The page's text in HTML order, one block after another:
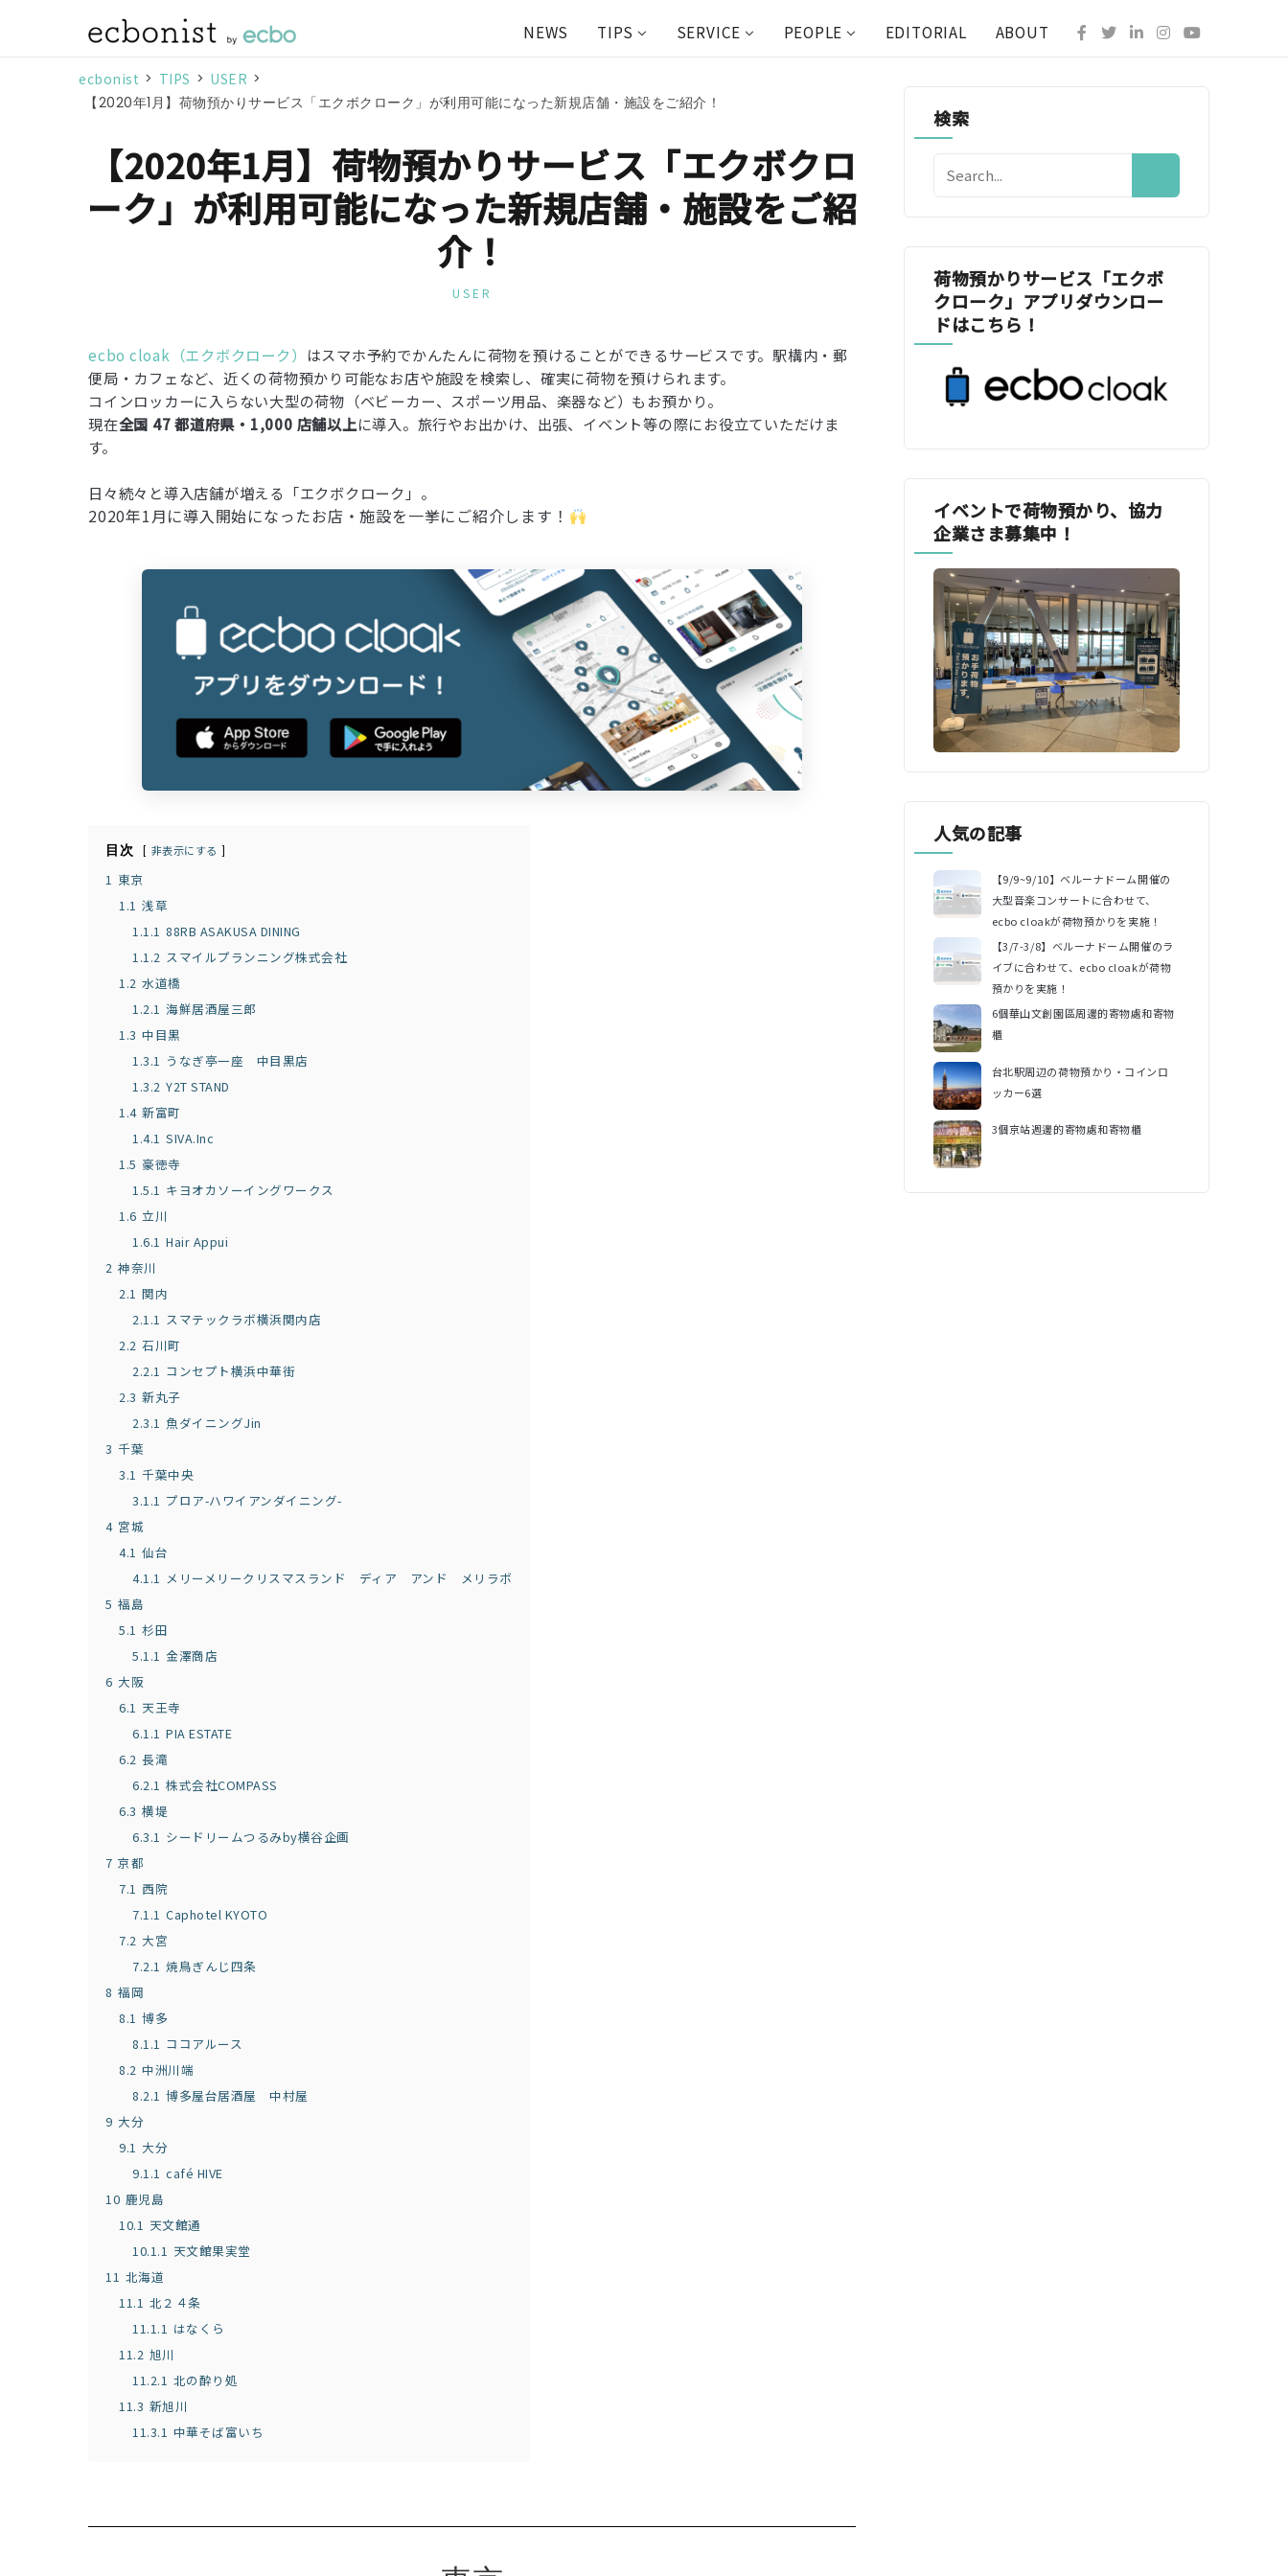
NEWS TIPS SERVICE PEOPLE EDITORIAL ABOUT
ecbonist > TIPS > USER >
【2020年1月】荷物預かりサービス「エクボクローク」が利用可能になった新規店舗・施設をご紹介！
【2020年1月】荷物預かりサービス「エクボクロ
ーク」が利用可能になった新規店舗・施設をご紹
介！
USER
ecbo cloak（エクボクローク） はスマホ予約でかんたんに荷物を預けることができるサービスです。駅構内・郵
便局・カフェなど、近くの荷物預かり可能なお店や施設を検索し、確実に荷物を預けられます。
コインロッカーに入らない大型の荷物（ベビーカー、スポーツ用品、楽器など）もお預かり。
現在全国 47 都道府県・1,000 店舗以上に導入。旅行やお出かけ、出張、イベント等の際にお役立ていただけま
す。
日々続々と導入店舗が増える「エクボクローク」。
2020年1月に導入開始になったお店・施設を一挙にご紹介します！
目次 非表示にする
1 東京
1.1 浅草
1.1.1 88RB ASAKUSA DINING
1.1.2 スマイルプランニング株式会社
1.2 水道橋
1.2.1 海鮮居酒屋三郎
1.3 中目黒
1.3.1 うなぎ亭一座 中目黒店
1.3.2 Y2T STAND
1.4 新富町
1.4.1 SIVA.Inc
1.5 豪徳寺
1.5.1 キヨオカソーイングワークス
1.6 立川
1.6.1 Hair Appui
2 神奈川
2.1 関内
2.1.1 スマテックラボ横浜関内店
2.2 石川町
2.2.1 コンセプト横浜中華街
2.3 新丸子
2.3.1 魚ダイニングJin
3 千葉
3.1 千葉中央
3.1.1 プロア-ハワイアンダイニング-
4 宮城
4.1 仙台
4.1.1 メリーメリークリスマスランド ディア アンド メリラボ
5 福島
5.1 杉田
5.1.1 金澤商店
6 大阪
6.1 天王寺
6.1.1 PIA ESTATE
6.2 長滝
6.2.1 株式会社COMPASS
6.3 横堤
6.3.1 シードリームつるみby横谷企画
7 京都
7.1 西院
7.1.1 Caphotel KYOTO
7.2 大宮
7.2.1 焼鳥ぎんじ四条
8 福岡
8.1 博多
8.1.1 ココアルース
8.2 中洲川端
8.2.1 博多屋台居酒屋 中村屋
9 大分
9.1 大分
9.1.1 café HIVE
10 鹿児島
10.1 天文館通
10.1.1 天文館果実堂
11 北海道
11.1 北２４条
11.1.1 はなくら
11.2 旭川
11.2.1 北の酔り処
11.3 新旭川
11.3.1 中華そば富いち
検索
荷物預かりサービス「エクボ
クローク」アプリダウンロー
ドはこちら！
イベントで荷物預かり、協力
企業さま募集中！
人気の記事
【9/9~9/10】ベルーナドーム開催の
大型音楽コンサートに合わせて、
ecbo cloakが荷物預かりを実施！
【3/7-3/8】ベルーナドーム開催のラ
イブに合わせて、ecbo cloakが荷物
預かりを実施！
6個華山文創園區周邊的寄物處和寄物
櫃
台北駅周辺の荷物預かり・コインロ
ッカー6選
3個京站週邊的寄物處和寄物櫃